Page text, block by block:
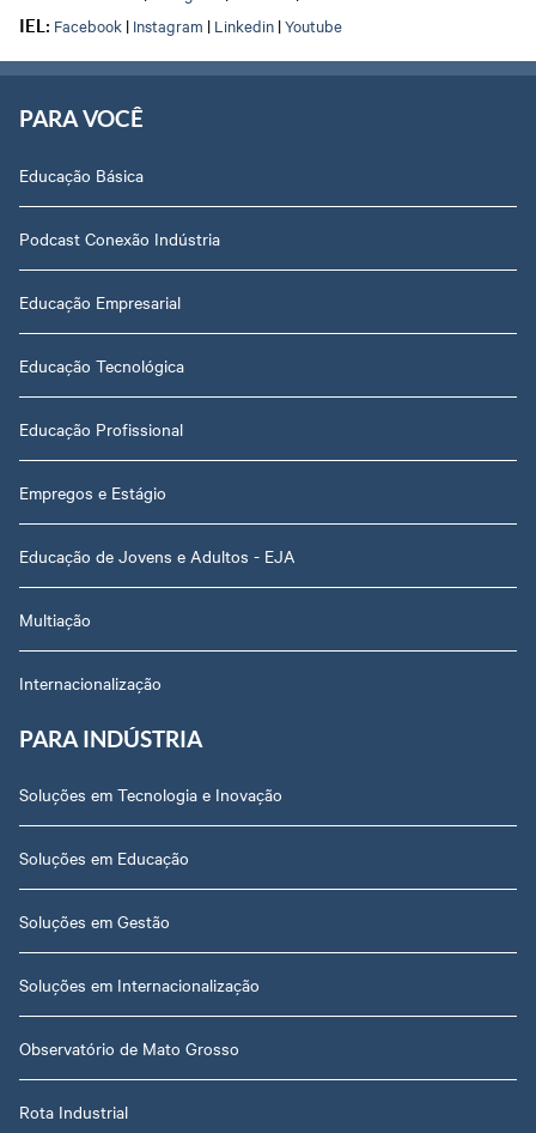
IEL: Facebook | Instagram | Linkedin |Youtube
PARA VOCÊ
Educação Básica
Podcast Conexão Indústria
Educação Empresarial
Educação Tecnológica
Educação Profissional
Empregos e Estágio
Educação de Jovens e Adultos - EJA
Multiação
Internacionalização
PARA INDÚSTRIA
Soluções em Tecnologia e Inovação
Soluções em Educação
Soluções em Gestão
Soluções em Internacionalização
Observatório de Mato Grosso
Rota Industrial